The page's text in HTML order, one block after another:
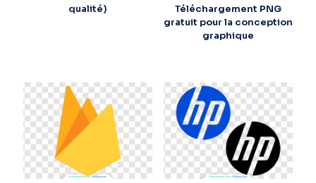
qualité)
Téléchargement PNG
gratuit pour la conception
graphique